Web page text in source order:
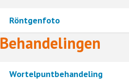
Röntgenfoto
Behandelingen
Wortelpuntbehandeling